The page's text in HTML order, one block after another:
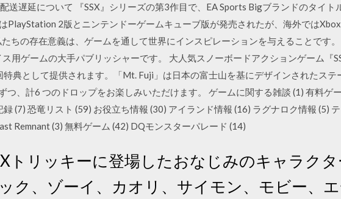
送遅延について 『SSX』シリーズの第3作目で、EA Sports Bigブランドのタイト
PlayStation 2版とニンテンドーゲームキューブ版が発売されたが、海外では
ちの存在意義は、ゲームを通して世界にインスピレーションを与えることです
用ゲームの大手パブリッシャーです。 大人気スノーボードアクションゲーム『
特典として提供されます。「Mt. Fuji」は日本の富士山を基にデザインされたステ
つ、計6 つのドロップをお楽しみいただけます。 ゲームに関する雑談 (1) 有料ゲ
(7) 恐竜リスト (59) お役立ち情報 (30) アイランド情報 (16) ラグナロク情報 (5)
Remnant (3) 無料ゲーム (42) DQモンスターパレード (14)
トリッキーに登場したおなじみのキャラクタ
ク、ゾーイ、カオリ、サイモン、モビー、エ